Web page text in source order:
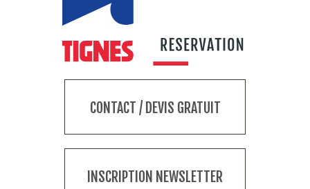
CONTACT / DEVIS GRATUIT
INSCRIPTION NEWSLETTER